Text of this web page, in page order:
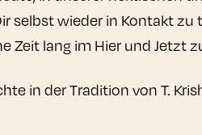
selbst wieder in Kontakt
Zeit lang im Hier und Jetzt
in der Tradition von T.